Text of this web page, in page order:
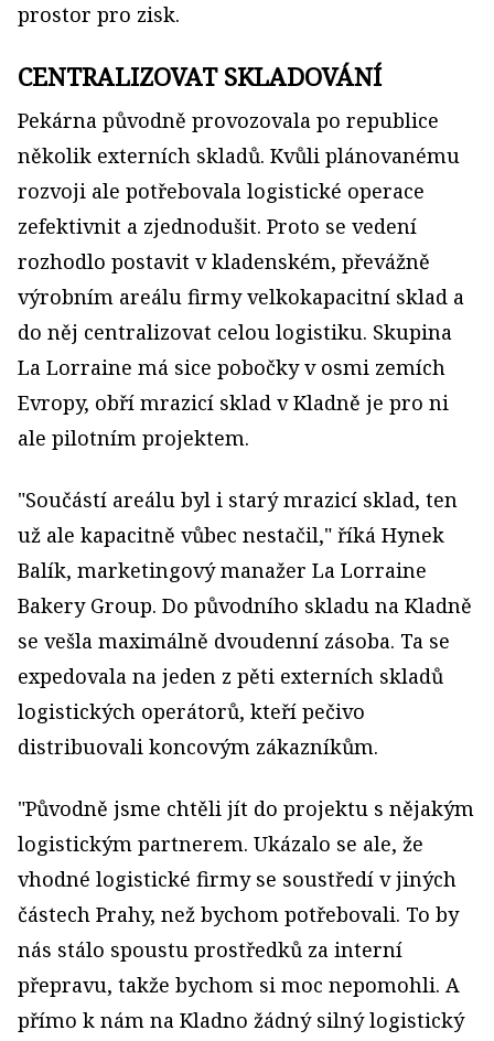
prostor pro zisk.
CENTRALIZOVAT SKLADOVÁNÍ
Pekárna původně provozovala po republice
několik externích skladů. Kvůli plánovanému
rozvoji ale potřebovala logistické operace
zefektivnit a zjednodušit. Proto se vedení
rozhodlo postavit v kladenském, převážně
výrobním areálu firmy velkokapacitní sklad a
do něj centralizovat celou logistiku. Skupina
La Lorraine má sice pobočky v osmi zemích
Evropy, obří mrazicí sklad v Kladně je pro ni
ale pilotním projektem.
"Součástí areálu byl i starý mrazicí sklad, ten
už ale kapacitně vůbec nestačil," říká Hynek
Balík, marketingový manažer La Lorraine
Bakery Group. Do původního skladu na Kladně
se vešla maximálně dvoudenní zásoba. Ta se
expedovala na jeden z pěti externích skladů
logistických operátorů, kteří pečivo
distribuovali koncovým zákazníkům.
"Původně jsme chtěli jít do projektu s nějakým
logistickým partnerem. Ukázalo se ale, že
vhodné logistické firmy se soustředí v jiných
částech Prahy, než bychom potřebovali. To by
nás stálo spoustu prostředků za interní
přepravu, takže bychom si moc nepomohli. A
přímo k nám na Kladno žádný silný logistický